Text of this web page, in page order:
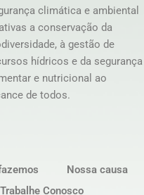
climática e ambiental
a conservação da
à gestão de
hídricos e da segurança
e nutricional ao
de todos.
Nossa causa
Trabalhe Conosco